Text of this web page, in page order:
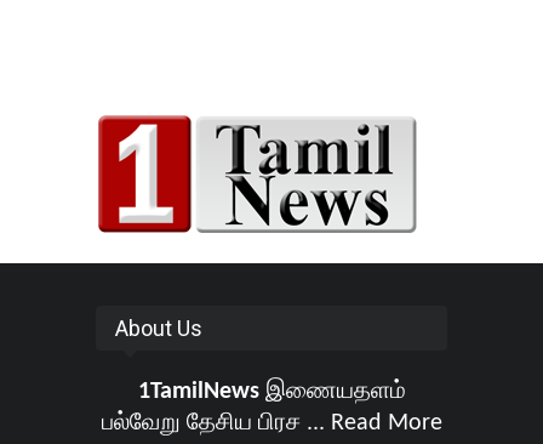
About Us
1TamilNewsஇணையதளம்
பல்வேறு தேசிய பிரச ... Read More